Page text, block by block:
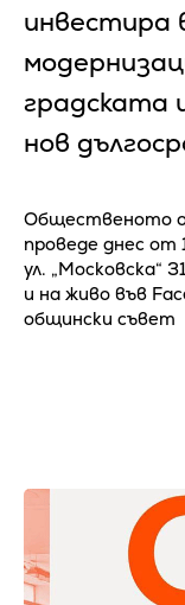
инвестира
градската
нов
Общественото
проведе днес от
ул. „Московска“
и на живо във
общински съвет